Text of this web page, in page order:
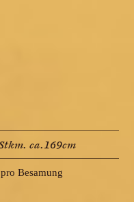
ca.169cm
Besamung